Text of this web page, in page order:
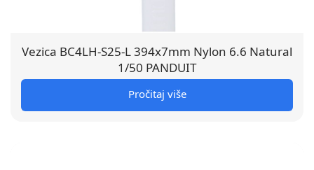
Vezica BC4LH-S25-L 394x7mm Nylon 6.6 Natural
1/50 PANDUIT
Pročitaj više